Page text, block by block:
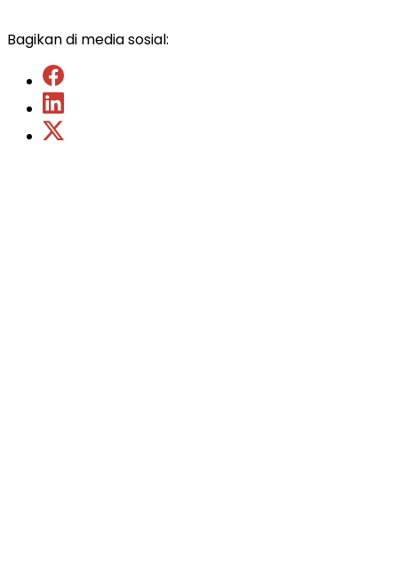
Bagikan di media sosial: